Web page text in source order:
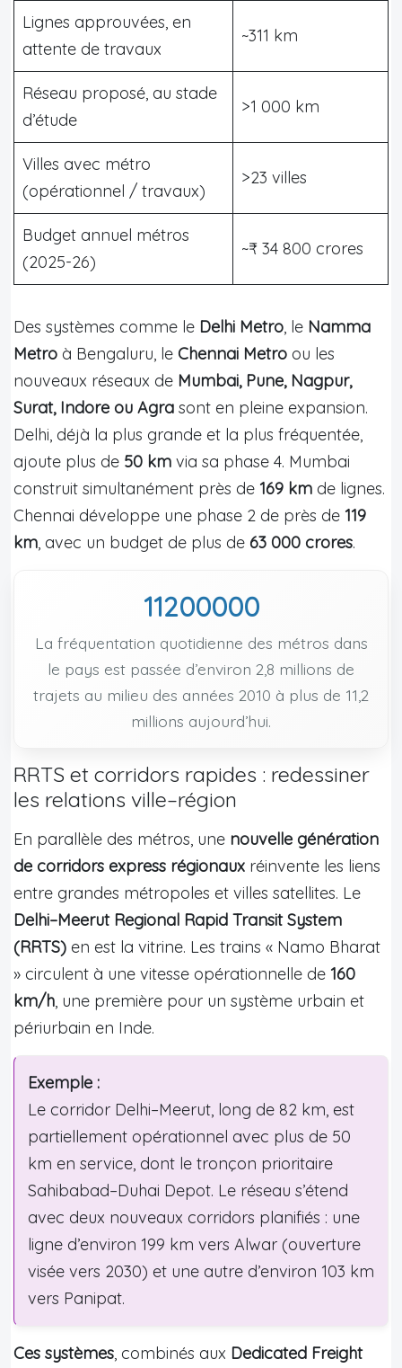
Lignes approuvées, en
attente de travaux
~311 km
Réseau proposé, au stade
d’étude
>1 000 km
Villes avec métro
(opérationnel / travaux)
>23 villes
Budget annuel métros
(2025-26)
~₹ 34 800 crores
Des systèmes comme le Delhi Metro, le Namma
Metro à Bengaluru, le Chennai Metro ou les
nouveaux réseaux de Mumbai, Pune, Nagpur,
Surat, Indore ou Agra sont en pleine expansion.
Delhi, déjà la plus grande et la plus fréquentée,
ajoute plus de 50 km via sa phase 4. Mumbai
construit simultanément près de 169 km de lignes.
Chennai développe une phase 2 de près de 119
km, avec un budget de plus de 63 000 crores.
11200000
La fréquentation quotidienne des métros dans
le pays est passée d’environ 2,8 millions de
trajets au milieu des années 2010 à plus de 11,2
millions aujourd’hui.
RRTS et corridors rapides : redessiner
les relations ville–région
En parallèle des métros, une nouvelle génération
de corridors express régionaux réinvente les liens
entre grandes métropoles et villes satellites. Le
Delhi–Meerut Regional Rapid Transit System
(RRTS) en est la vitrine. Les trains « Namo Bharat
» circulent à une vitesse opérationnelle de 160
km/h, une première pour un système urbain et
périurbain en Inde.
Exemple :
Le corridor Delhi–Meerut, long de 82 km, est
partiellement opérationnel avec plus de 50
km en service, dont le tronçon prioritaire
Sahibabad–Duhai Depot. Le réseau s’étend
avec deux nouveaux corridors planifiés : une
ligne d’environ 199 km vers Alwar (ouverture
visée vers 2030) et une autre d’environ 103 km
vers Panipat.
Ces systèmes, combinés aux Dedicated Freight